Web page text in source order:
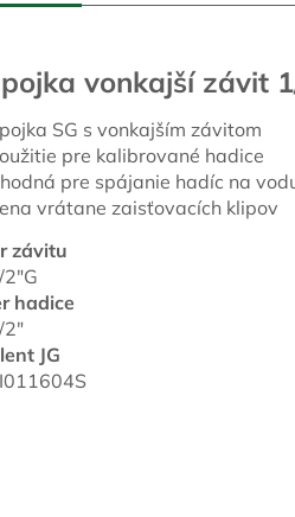
vonkajší závit
SG s vonkajším závitom
pre kalibrované hadice
pre spájanie hadíc na
vrátane zaisťovacích klipov
závitu
2"G
hadice
2"
JG